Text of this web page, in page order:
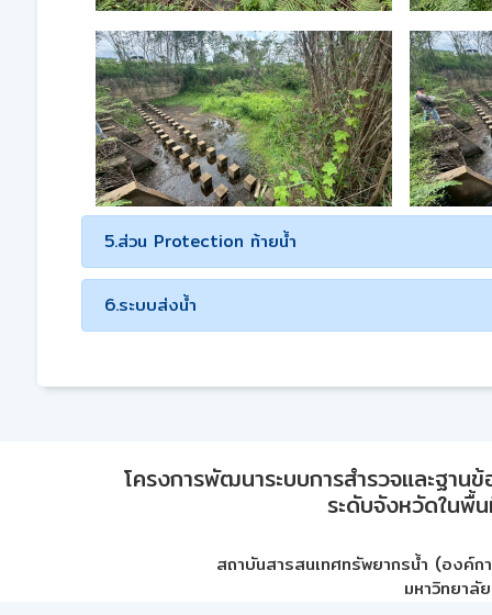
5.ส่วน Protection ท้ายน้ำ
6.ระบบส่งน้ำ
โครงการพัฒนาระบบการสำรวจและฐา
ระดับจังหวัดในพื้
สถาบันสารสนเทศทรัพยากรน้ำ (องค์ก
มหาวิทยาลั